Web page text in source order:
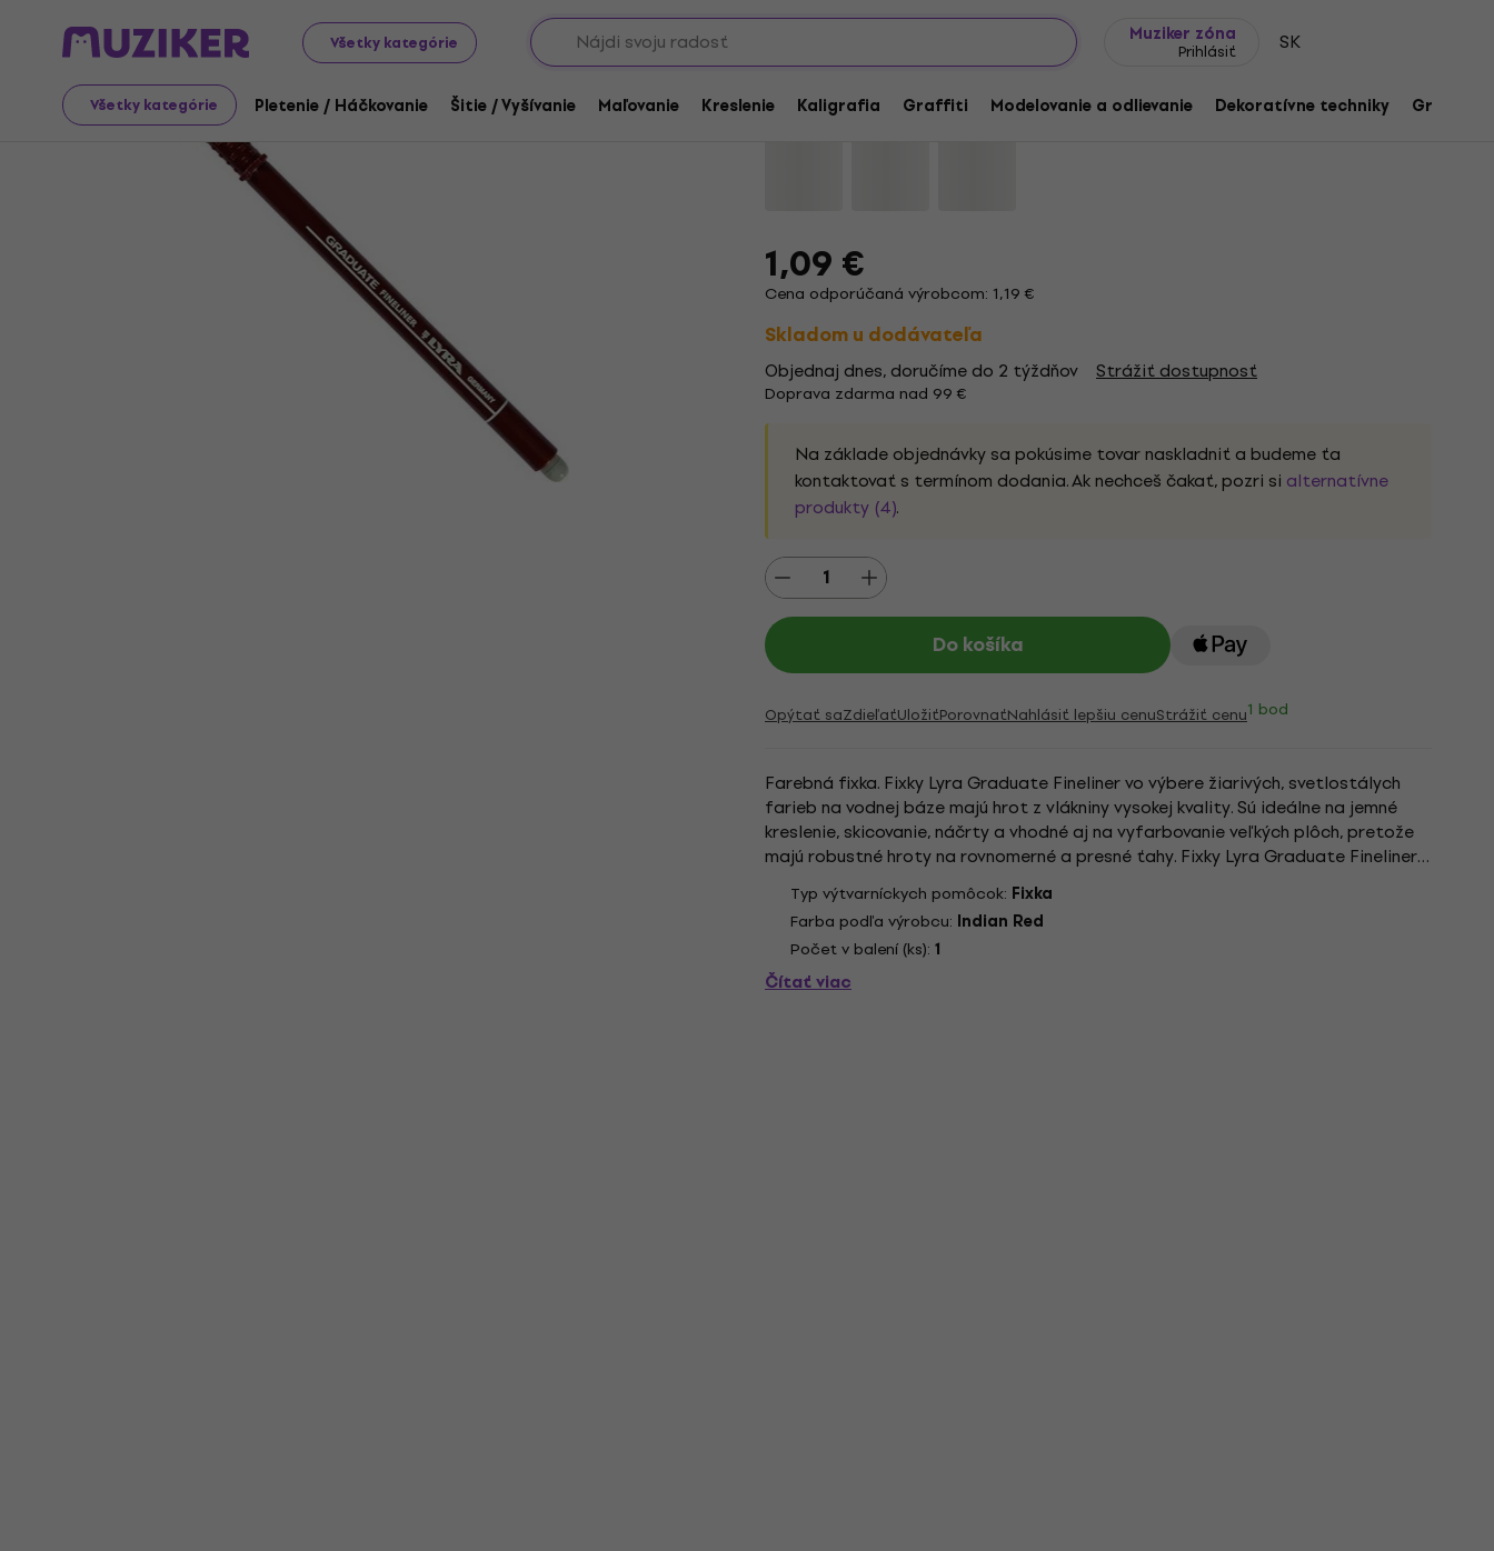
Všetky kategórie
Muziker zóna
Prihlásiť SK
Všetky kategórie Pletenie / Háčkovanie Šitie / Vyšívanie Maľovanie Kreslenie Kaligrafia Graffiti Modelovanie a odlievanie Dekoratívne techniky Grafické
Art Kreslenie Fixky / Popisovače / Zvýrazňovače Fixky a popisovače
Lyra Graduate Fixka Indian Red 1 ks
Značka:LyraKód produktu:1152219
1,09 €
Cena odporúčaná výrobcom: 1,19 €
Skladom u dodávateľa
Objednaj dnes, doručíme do 2 týždňov Strážiť dostupnosť
Doprava zdarma nad 99 €
Na základe objednávky sa pokúsime tovar naskladniť a budeme ťa
kontaktovať s termínom dodania. Ak nechceš čakať, pozri si alternatívne
produkty (4).
Do košíka
Opýtať saZdieľaťUložiťPorovnaťNahlásiť lepšiu cenuStrážiť cenu1 bod
Farebná fixka. Fixky Lyra Graduate Fineliner vo výbere žiarivých, svetlostálych
farieb na vodnej báze majú hrot z vlákniny vysokej kvality. Sú ideálne na jemné
kreslenie, skicovanie, náčrty a vhodné aj na vyfarbovanie veľkých plôch, pretože
majú robustné hroty na rovnomerné a presné ťahy. Fixky Lyra Graduate Fineliners
sú vynikajúce na technické...
Typ výtvarníckych pomôcok: Fixka
Farba podľa výrobcu: Indian Red
Počet v balení (ks): 1
Čítať viac